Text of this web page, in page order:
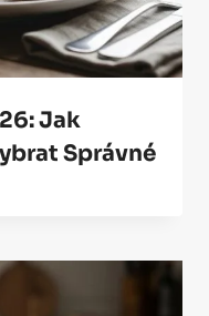
Jak
Správné